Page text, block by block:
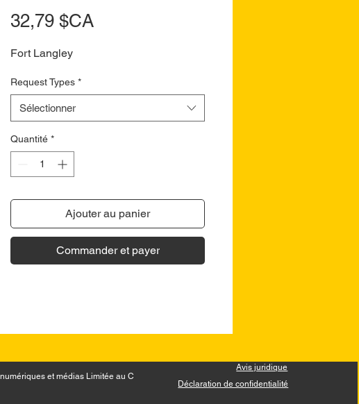
32,79 $CAPrix
Fort Langley
Request Types *
Sélectionner
Quantité *
Ajouter au panier
Commander et payer
et médias Limitée au Canada.
Avis juridique
Déclaration de confidentialité